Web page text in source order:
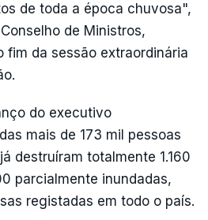
de toda a época chuvosa",
de Ministros,
fim da sessão extraordinária
do executivo
mais de 173 mil pessoas
destruíram totalmente 1.160
parcialmente inundadas,
registadas em todo o país.